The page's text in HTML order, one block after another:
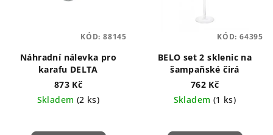
Náhradní nálevka pro
karafu DELTA
873 Kč
Skladem (2 ks)
hodnocení
KÓD: 88145
BELO set 2 sklenic na
šampaňské čirá
762 Kč
Skladem (1 ks)
KÓD: 64395